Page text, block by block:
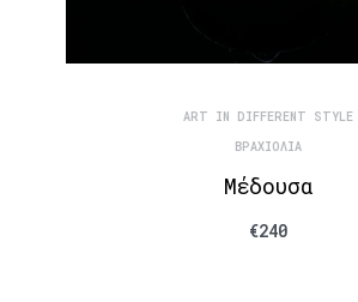
ART IN DIFFERENT STYLE
ΒΡΑΧΙΌΛΙΑ
Μέδουσα
€240